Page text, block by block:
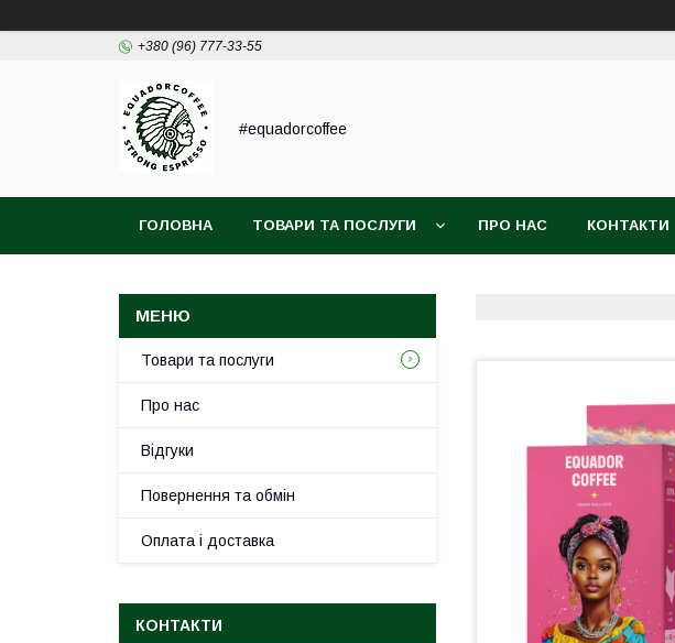
+380 (96) 777-33-55
#equadorcoffee
ГОЛОВНА ТОВАРИ ТА ПОСЛУГИ ПРО НАС КОНТАКТИ
Товари та послуги
Про нас
Відгуки
Повернення та обмін
Оплата і доставка
КОНТАКТИ